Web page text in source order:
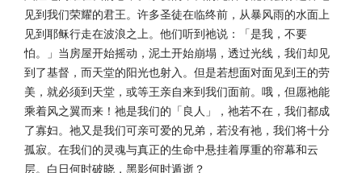
见到我们荣耀的君王。许多圣徒在临终前，从暴风雨的水面上
见到耶稣行走在波浪之上。他们听到祂说：「是我，不要
怕。」当房屋开始摇动，泥土开始崩塌，透过光线，我们却见
到了基督，而天堂的阳光也射入。但是若想面对面见到王的劳
美，就必须到天堂，或等王亲自来到我们面前。哦，但愿祂能
乘着风之翼而来！祂是我们的「良人」，祂若不在，我们都成
了寡妇。祂又是我们可亲可爱的兄弟，若没有祂，我们将十分
孤寂。在我们的灵魂与真正的生命中悬挂着厚重的帘幕和云
层。白日何时破晓，黑影何时遁逝？